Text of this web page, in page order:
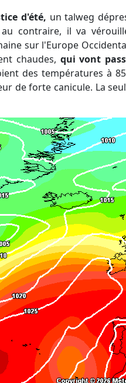
d'été, un talweg
contraire, il va
sur l'Europe
chaudes, qui vont
des températures à
de forte canicule. La